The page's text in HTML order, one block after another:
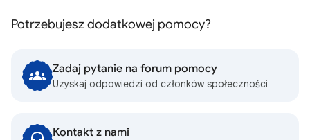
Potrzebujesz dodatkowej pomocy?
Zadaj pytanie na forum pomocy
Uzyskaj odpowiedzi od członków społeczności
Kontakt z nami